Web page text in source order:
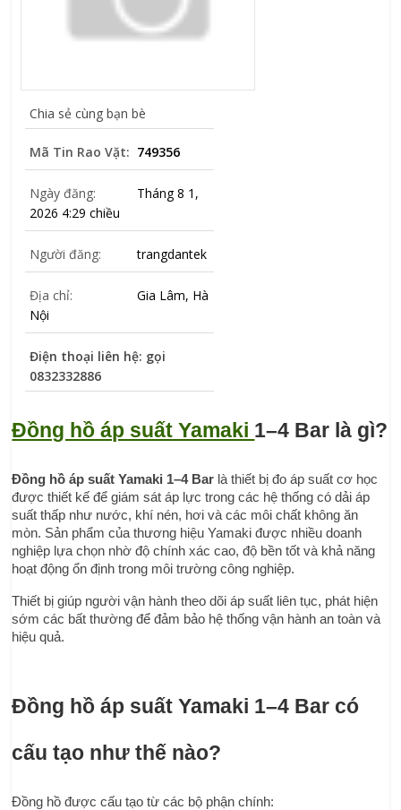
Chia sẻ cùng bạn bè
Mã Tin Rao Vặt: 749356
Ngày đăng:
Tháng 8 1,
2026 4:29 chiều
Người đăng: trangdantek
Địa chỉ:
Gia Lâm, Hà
Nội
Điện thoại liên hệ: gọi
0832332886
Đồng hồ áp suất Yamaki 1–4 Bar là gì?
Đồng hồ áp suất Yamaki 1–4 Bar là thiết bị đo áp suất cơ học
được thiết kế để giám sát áp lực trong các hệ thống có dải áp
suất thấp như nước, khí nén, hơi và các môi chất không ăn
mòn. Sản phẩm của thương hiệu Yamaki được nhiều doanh
nghiệp lựa chọn nhờ độ chính xác cao, độ bền tốt và khả năng
hoạt động ổn định trong môi trường công nghiệp.
Thiết bị giúp người vận hành theo dõi áp suất liên tục, phát hiện
sớm các bất thường để đảm bảo hệ thống vận hành an toàn và
hiệu quả.
Đồng hồ áp suất Yamaki 1–4 Bar có
cấu tạo như thế nào?
Đồng hồ được cấu tạo từ các bộ phận chính: